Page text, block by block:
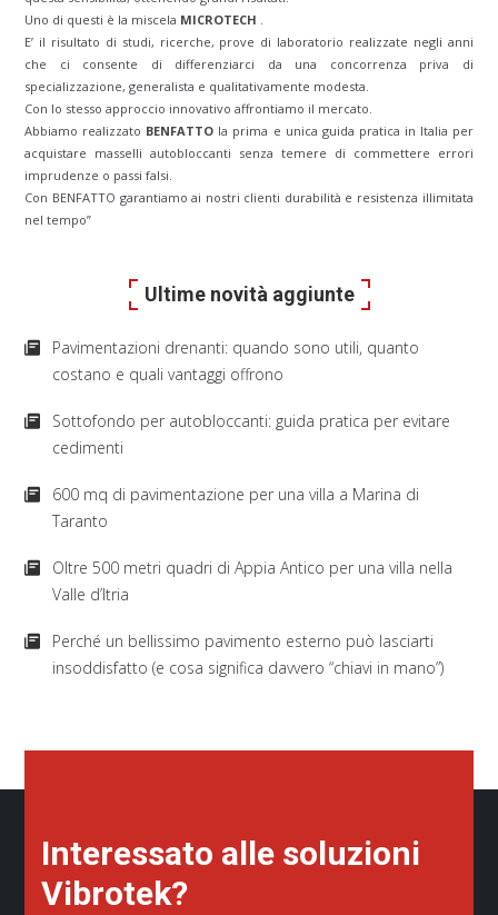
Uno di questi è la miscela MICROTECH .
E’ il risultato di studi, ricerche, prove di laboratorio realizzate negli anni
che ci consente di differenziarci da una concorrenza priva di
specializzazione, generalista e qualitativamente modesta.
Con lo stesso approccio innovativo affrontiamo il mercato.
Abbiamo realizzato BENFATTO la prima e unica guida pratica in Italia per
acquistare masselli autobloccanti senza temere di commettere errori
imprudenze o passi falsi.
Con BENFATTO garantiamo ai nostri clienti durabilità e resistenza illimitata
nel tempo”
Ultime novità aggiunte
Pavimentazioni drenanti: quando sono utili, quanto
costano e quali vantaggi offrono
Sottofondo per autobloccanti: guida pratica per evitare
cedimenti
600 mq di pavimentazione per una villa a Marina di
Taranto
Oltre 500 metri quadri di Appia Antico per una villa nella
Valle d’Itria
Perché un bellissimo pavimento esterno può lasciarti
insoddisfatto (e cosa significa davvero “chiavi in mano”)
Interessato alle soluzioni
Vibrotek?